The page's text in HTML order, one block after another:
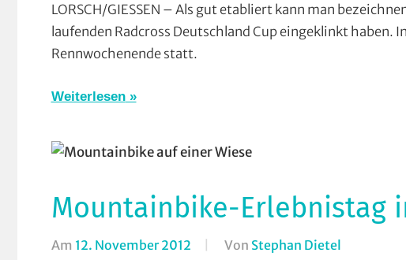
Rodheim-
Bieber,
LORSCH/GIESSEN – Als gut etabliert kann man
laufenden Radcross Deutschland Cup eingeklinkt haben.
Rennwochenende statt.
Weiterlesen
Mountainbike-Erlebnistag
Am 12. November 2012 Von Stephan Dietel